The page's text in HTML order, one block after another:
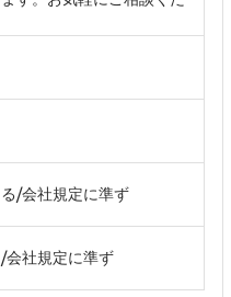
/会社規定に準ず
会社規定に準ず